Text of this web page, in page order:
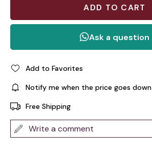
Add to Favorites
Notify me when the price goes down
Free Shipping
Write a comment